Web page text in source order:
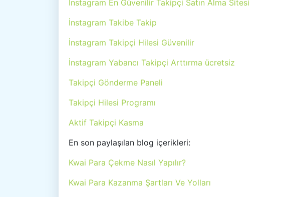
İnstagram En Güvenilir Takipçi Satın Alma Sitesi
İnstagram Takibe Takip
İnstagram Takipçi Hilesi Güvenilir
İnstagram Yabancı Takipçi Arttırma ücretsiz
Takipçi Gönderme Paneli
Takipçi Hilesi Programı
Aktif Takipçi Kasma
En son paylaşılan blog içerikleri:
Kwai Para Çekme Nasıl Yapılır?
Kwai Para Kazanma Şartları Ve Yolları